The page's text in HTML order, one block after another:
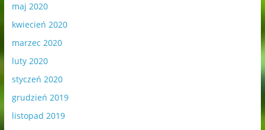
maj 2020
kwiecień 2020
marzec 2020
luty 2020
styczeń 2020
grudzień 2019
listopad 2019